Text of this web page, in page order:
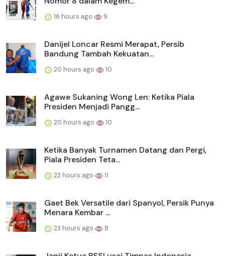
16 hours ago 9
Danijel Loncar Resmi Merapat, Persib
Bandung Tambah Kekuatan...
20 hours ago 10
Agawe Sukaning Wong Len: Ketika Piala
Presiden Menjadi Pangg...
20 hours ago 10
Ketika Banyak Turnamen Datang dan Pergi,
Piala Presiden Teta...
22 hours ago 11
Gaet Bek Versatile dari Spanyol, Persik Punya
Menara Kembar ...
23 hours ago 8